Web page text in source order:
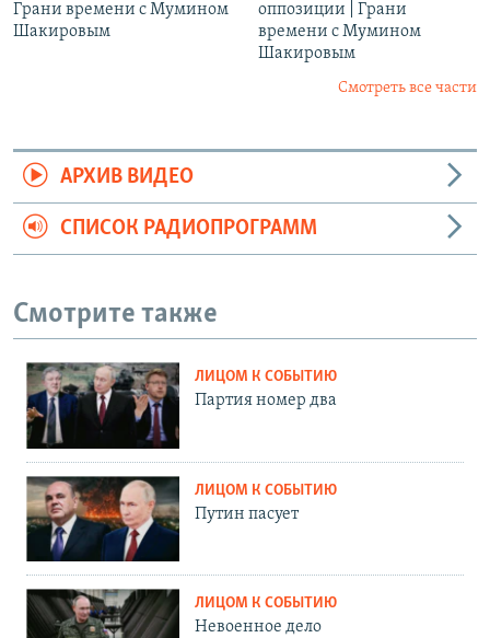
Грани времени с Мумином
Шакировым
оппозиции | Грани
времени с Мумином
Шакировым
Смотреть все части
АРХИВ ВИДЕО
СПИСОК РАДИОПРОГРАММ
Смотрите также
ЛИЦОМ К СОБЫТИЮ
Партия номер два
ЛИЦОМ К СОБЫТИЮ
Путин пасует
ЛИЦОМ К СОБЫТИЮ
Невоенное дело